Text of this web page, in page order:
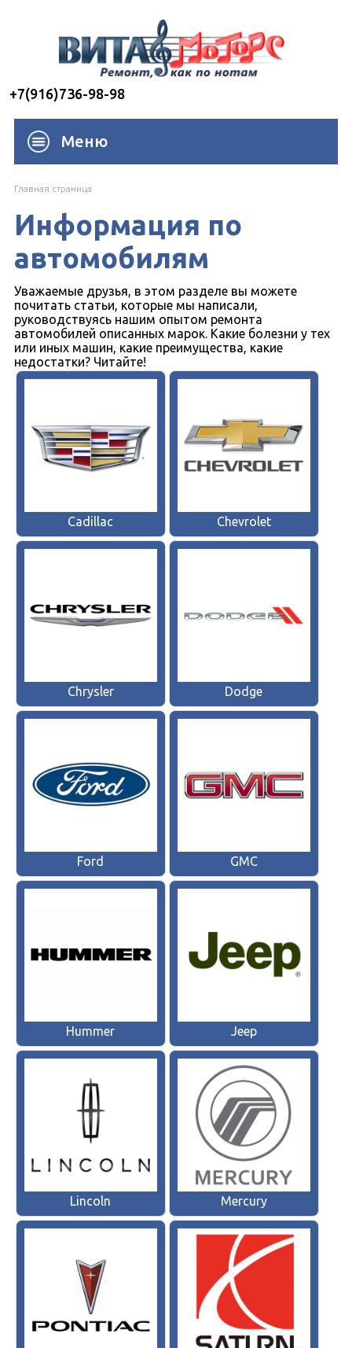
+7(916)736-98-98
Меню
Главная страница
Информация по
автомобилям
Уважаемые друзья, в этом разделе вы можете
почитать статьи, которые мы написали,
руководствуясь нашим опытом ремонта
автомобилей описанных марок. Какие болезни у тех
или иных машин, какие преимущества, какие
недостатки? Читайте!
Cadillac Chevrolet
Chrysler Dodge
Ford GMC
Hummer Jeep
Lincoln Mercury